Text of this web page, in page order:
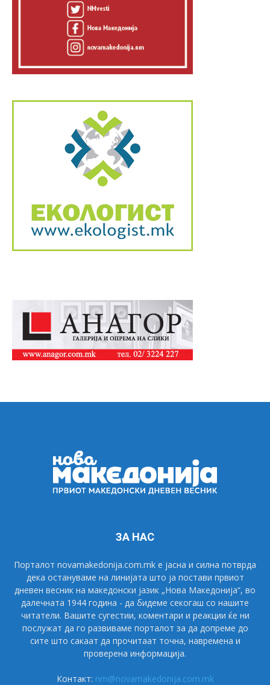
ЗА НАС
Порталот novamakedonija.com.mk е јасна и силна потврда
дека остануваме на линијата што ја постави првиот
дневен весник на македонски јазик „Нова Македонија“, во
далечната 1944 година - да бидеме секогаш со нашите
читатели. Вашите сугестии, коментари и реакции ќе ни
послужат да го развиваме порталот за да допреме до
сите што сакаат да прочитаат точна, навремена и
проверена информација.
Контакт: nm@novamakedonija.com.mk